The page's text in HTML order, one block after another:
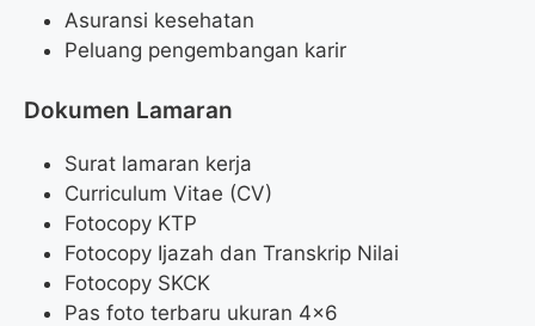
Asuransi kesehatan
Peluang pengembangan karir
Dokumen Lamaran
Surat lamaran kerja
Curriculum Vitae (CV)
Fotocopy KTP
Fotocopy Ijazah dan Transkrip Nilai
Fotocopy SKCK
Pas foto terbaru ukuran 4×6